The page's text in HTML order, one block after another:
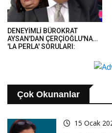
DENEYİMLİ BÜROKRAT
AYSAN'DAN ÇERÇİOĞLU'NA
'LA PERLA' SORULARI:
Çok Okunanlar
15 Ocak